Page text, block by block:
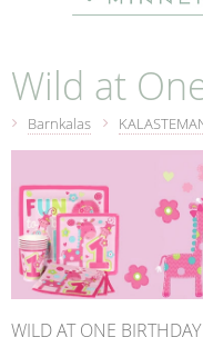
Wild at
Barnkalas
WILD AT ONE